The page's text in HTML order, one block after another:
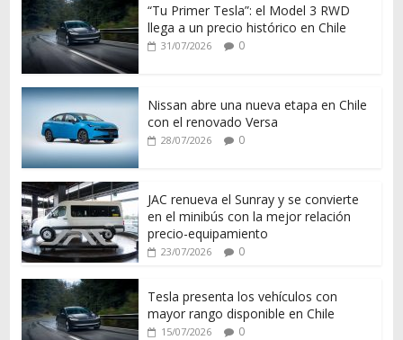
“Tu Primer Tesla”: el Model 3 RWD
llega a un precio histórico en Chile
31/07/2026 0
Nissan abre una nueva etapa en Chile
con el renovado Versa
28/07/2026 0
JAC renueva el Sunray y se convierte
en el minibús con la mejor relación
precio-equipamiento
23/07/2026 0
Tesla presenta los vehículos con
mayor rango disponible en Chile
15/07/2026 0